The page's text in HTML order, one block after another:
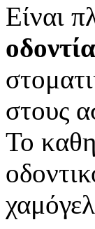
Είναι
στους
Το